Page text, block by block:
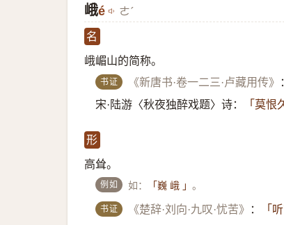
峨é ㄜˊ
名
峨嵋山的简称。
书证 《新唐书·卷一二三·卢藏用传》
宋·陆游〈秋夜独醉戏题〉诗：
「莫恨
形
高耸。
例如 如： 「巍 峨 」。
书证 《楚辞·刘向·九叹·忧苦》 ： 「